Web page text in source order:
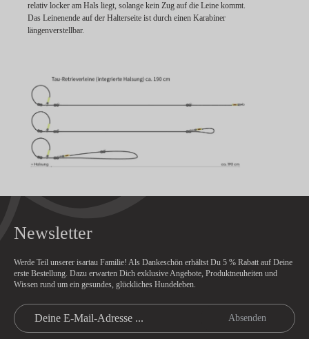
relativ locker am Hals liegt, solange kein Zug auf die Leine kommt.
Das Leinenende auf der Halterseite ist durch einen Karabiner
längenverstellbar.
Newsletter
Werde Teil unserer isartau Familie! Als Dankeschön erhältst Du 5 % Rabatt auf Deine
erste Bestellung. Dazu erwarten Dich exklusive Angebote, Produktneuheiten und
Wissen rund um ein gesundes, glückliches Hundeleben.
Absenden